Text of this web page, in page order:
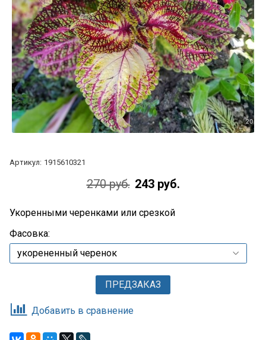
Артикул: 1915610321
270 руб. 243 руб.
Укоренными черенками или срезкой
Фасовка:
ПРЕДЗАКАЗ
Добавить в сравнение